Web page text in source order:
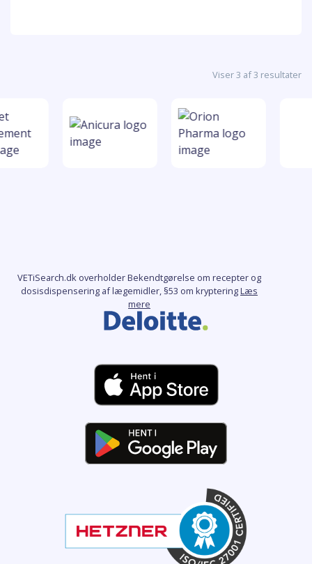
Viser 3 af 3 resultater
VETiSearch.dk overholder Bekendtgørelse om recepter og
dosisdispensering af lægemidler, §53 om krypteringLæs
mere